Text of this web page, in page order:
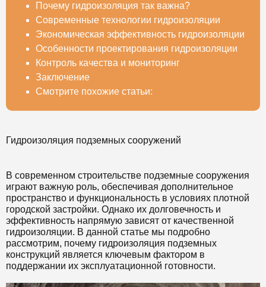
Почему гидроизоляция так важна?
Современные технологии гидроизоляции
Экономическая эффективность гидроизоляции
Особенности проектирования гидроизоляции
Контроль качества и мониторинг
Заключение
Смотрите похожие статьи:
Гидроизоляция подземных сооружений
В современном строительстве подземные сооружения
играют важную роль, обеспечивая дополнительное
пространство и функциональность в условиях плотной
городской застройки. Однако их долговечность и
эффективность напрямую зависят от качественной
гидроизоляции. В данной статье мы подробно
рассмотрим, почему гидроизоляция подземных
конструкций является ключевым фактором в
поддержании их эксплуатационной готовности.